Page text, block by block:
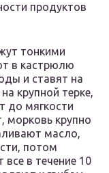
продуктов
тонкими
в кастрюлю
и ставят на
крупной терке,
до мягкости
морковь крупно
масло,
потом
в течение 10